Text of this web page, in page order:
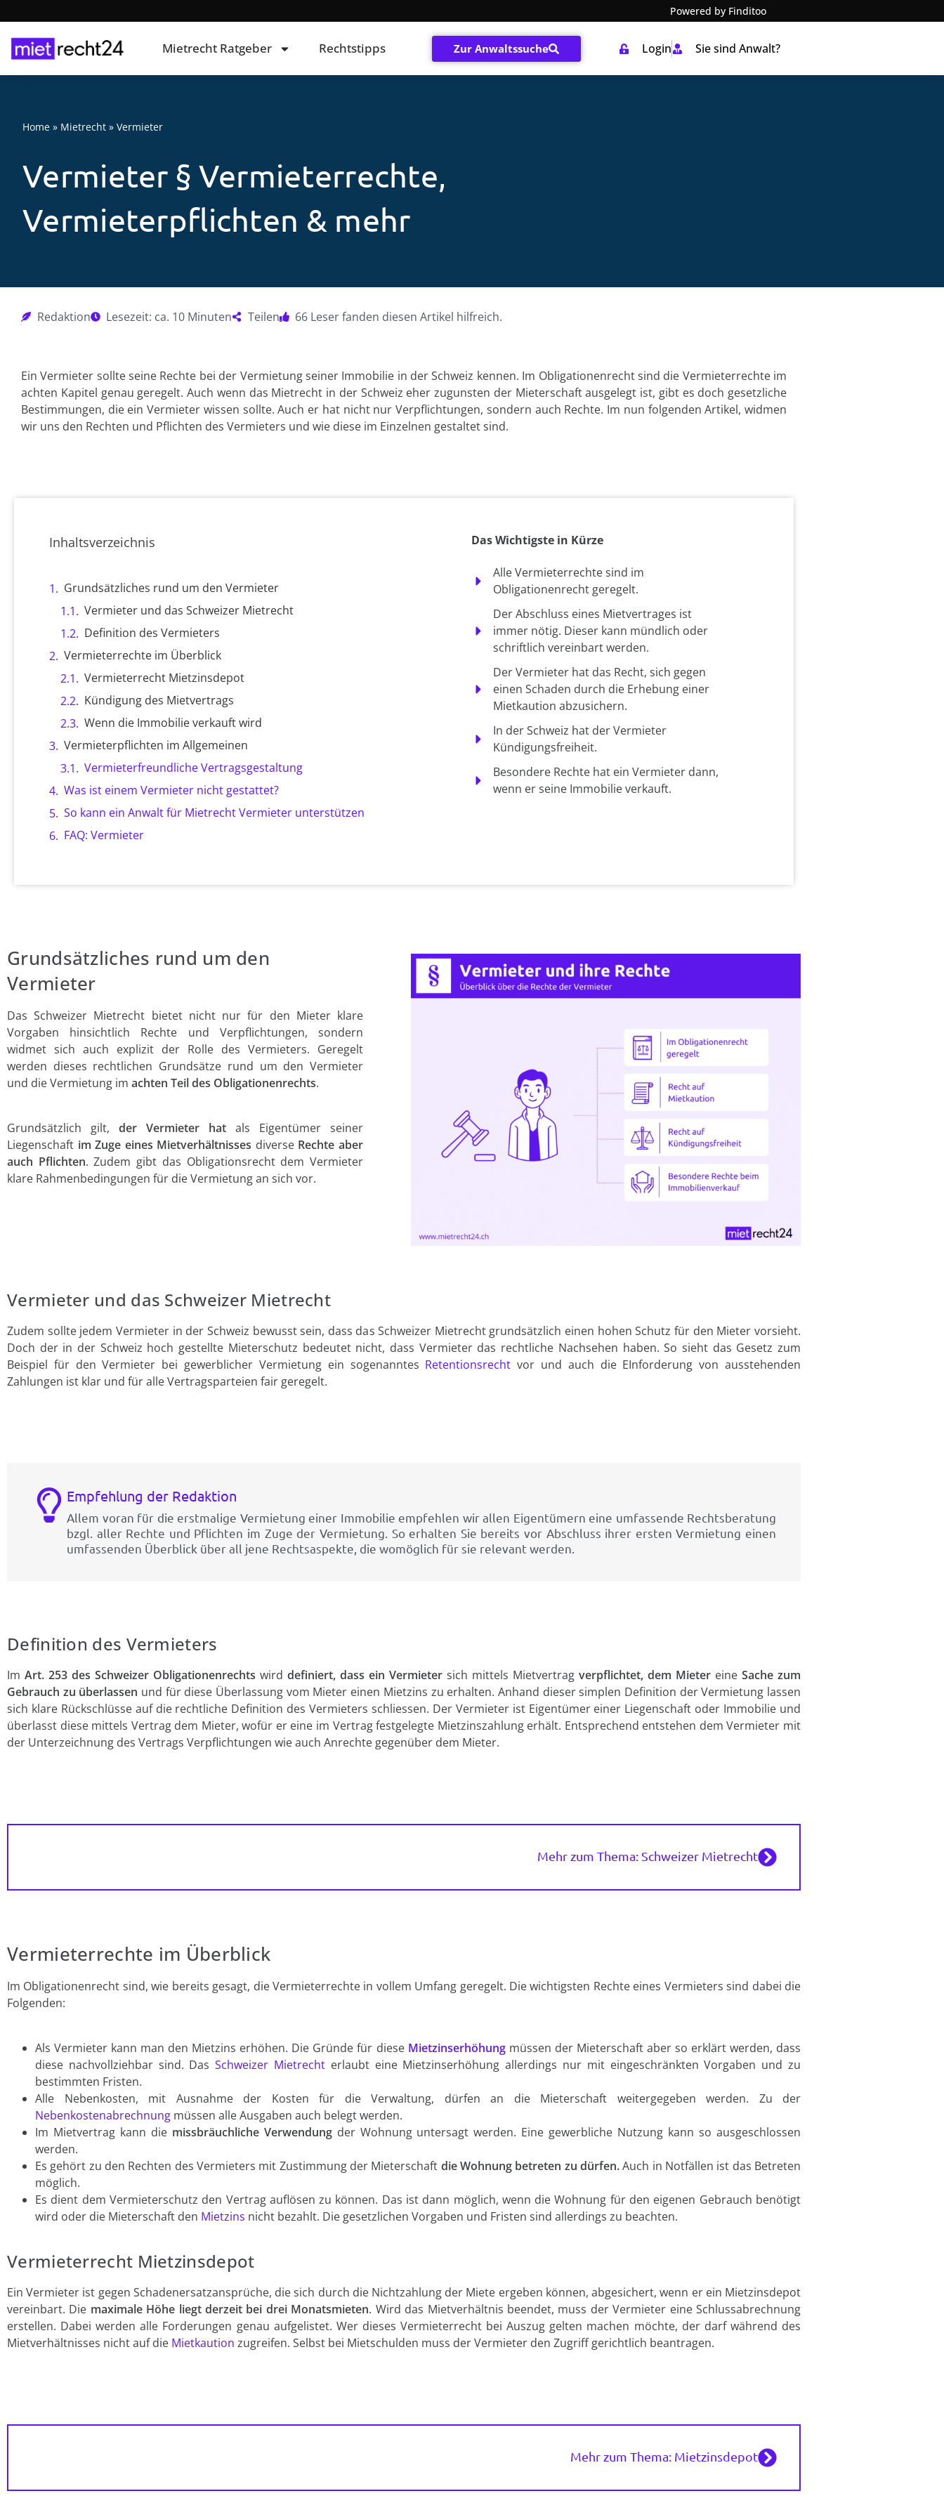
Powered by Finditoo
Mietrecht Ratgeber Rechtstipps Zur Anwaltssuche Login Sie sind Anwalt?
Home » Mietrecht » Vermieter
Vermieter § Vermieterrechte,
Vermieterpflichten & mehr
Redaktion Lesezeit: ca. 10 Minuten Teilen 66 Leser fanden diesen Artikel hilfreich.
Ein Vermieter sollte seine Rechte bei der Vermietung seiner Immobilie in der Schweiz kennen. Im Obligationenrecht sind die Vermieterrechte im
achten Kapitel genau geregelt. Auch wenn das Mietrecht in der Schweiz eher zugunsten der Mieterschaft ausgelegt ist, gibt es doch gesetzliche
Bestimmungen, die ein Vermieter wissen sollte. Auch er hat nicht nur Verpflichtungen, sondern auch Rechte. Im nun folgenden Artikel, widmen
wir uns den Rechten und Pflichten des Vermieters und wie diese im Einzelnen gestaltet sind.
Inhaltsverzeichnis
Grundsätzliches rund um den Vermieter
Vermieter und das Schweizer Mietrecht
Definition des Vermieters
Vermieterrechte im Überblick
Vermieterrecht Mietzinsdepot
Kündigung des Mietvertrags
Wenn die Immobilie verkauft wird
Vermieterpflichten im Allgemeinen
Vermieterfreundliche Vertragsgestaltung
Was ist einem Vermieter nicht gestattet?
So kann ein Anwalt für Mietrecht Vermieter unterstützen
FAQ: Vermieter
Das Wichtigste in Kürze
Alle Vermieterrechte sind im
Obligationenrecht geregelt.
Der Abschluss eines Mietvertrages ist
immer nötig. Dieser kann mündlich oder
schriftlich vereinbart werden.
Der Vermieter hat das Recht, sich gegen
einen Schaden durch die Erhebung einer
Mietkaution abzusichern.
In der Schweiz hat der Vermieter
Kündigungsfreiheit.
Besondere Rechte hat ein Vermieter dann,
wenn er seine Immobilie verkauft.
Grundsätzliches rund um den
Vermieter
Das Schweizer Mietrecht bietet nicht nur für den Mieter klare
Vorgaben hinsichtlich Rechte und Verpflichtungen, sondern
widmet sich auch explizit der Rolle des Vermieters. Geregelt
werden dieses rechtlichen Grundsätze rund um den Vermieter
und die Vermietung im achten Teil des Obligationenrechts.
Grundsätzlich gilt, der Vermieter hat als Eigentümer seiner
Liegenschaft im Zuge eines Mietverhältnisses diverse Rechte aber
auch Pflichten. Zudem gibt das Obligationsrecht dem Vermieter
klare Rahmenbedingungen für die Vermietung an sich vor.
Vermieter und das Schweizer Mietrecht
Zudem sollte jedem Vermieter in der Schweiz bewusst sein, dass das Schweizer Mietrecht grundsätzlich einen hohen Schutz für den Mieter vorsieht.
Doch der in der Schweiz hoch gestellte Mieterschutz bedeutet nicht, dass Vermieter das rechtliche Nachsehen haben. So sieht das Gesetz zum
Beispiel für den Vermieter bei gewerblicher Vermietung ein sogenanntes Retentionsrecht vor und auch die EInforderung von ausstehenden
Zahlungen ist klar und für alle Vertragsparteien fair geregelt.
Empfehlung der Redaktion
Allem voran für die erstmalige Vermietung einer Immobilie empfehlen wir allen Eigentümern eine umfassende Rechtsberatung
bzgl. aller Rechte und Pflichten im Zuge der Vermietung. So erhalten Sie bereits vor Abschluss ihrer ersten Vermietung einen
umfassenden Überblick über all jene Rechtsaspekte, die womöglich für sie relevant werden.
Definition des Vermieters
Im Art. 253 des Schweizer Obligationenrechts wird definiert, dass ein Vermieter sich mittels Mietvertrag verpflichtet, dem Mieter eine Sache zum
Gebrauch zu überlassen und für diese Überlassung vom Mieter einen Mietzins zu erhalten. Anhand dieser simplen Definition der Vermietung lassen
sich klare Rückschlüsse auf die rechtliche Definition des Vermieters schliessen. Der Vermieter ist Eigentümer einer Liegenschaft oder Immobilie und
überlasst diese mittels Vertrag dem Mieter, wofür er eine im Vertrag festgelegte Mietzinszahlung erhält. Entsprechend entstehen dem Vermieter mit
der Unterzeichnung des Vertrags Verpflichtungen wie auch Anrechte gegenüber dem Mieter.
Mehr zum Thema: Schweizer Mietrecht
Vermieterrechte im Überblick
Im Obligationenrecht sind, wie bereits gesagt, die Vermieterrechte in vollem Umfang geregelt. Die wichtigsten Rechte eines Vermieters sind dabei die
Folgenden:
Als Vermieter kann man den Mietzins erhöhen. Die Gründe für diese Mietzinserhöhung müssen der Mieterschaft aber so erklärt werden, dass
diese nachvollziehbar sind. DasSchweizer Mietrecht erlaubt eine Mietzinserhöhung allerdings nur mit eingeschränkten Vorgaben und zu
bestimmten Fristen.
Alle Nebenkosten, mit Ausnahme der Kosten für die Verwaltung, dürfen an die Mieterschaft weitergegeben werden. Zu der
Nebenkostenabrechnung müssen alle Ausgaben auch belegt werden.
Im Mietvertrag kann die missbräuchliche Verwendungder Wohnung untersagt werden. Eine gewerbliche Nutzung kann so ausgeschlossen
werden.
Es gehört zu den Rechten des Vermieters mit Zustimmung der Mieterschaft die Wohnung betreten zu dürfen.Auch in Notfällen ist das Betreten
möglich.
Es dient dem Vermieterschutz den Vertrag auflösen zu können. Das ist dann möglich, wenn die Wohnung für den eigenen Gebrauch benötigt
wird oder die Mieterschaft den Mietzins nicht bezahlt. Die gesetzlichen Vorgaben und Fristen sind allerdings zu beachten.
Vermieterrecht Mietzinsdepot
Ein Vermieter ist gegen Schadenersatzansprüche, die sich durch die Nichtzahlung der Miete ergeben können, abgesichert, wenn er ein Mietzinsdepot
vereinbart. Die maximale Höhe liegt derzeit bei drei Monatsmieten. Wird das Mietverhältnis beendet, muss der Vermieter eine Schlussabrechnung
erstellen. Dabei werden alle Forderungen genau aufgelistet. Wer dieses Vermieterrecht bei Auszug gelten machen möchte, der darf während des
Mietverhältnisses nicht auf die Mietkaution zugreifen. Selbst bei Mietschulden muss der Vermieter den Zugriff gerichtlich beantragen.
Mehr zum Thema: Mietzinsdepot